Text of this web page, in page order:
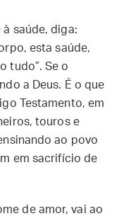
saúde, diga:
esta saúde,
tudo”. Se o
a Deus. É o que
Testamento, em
touros e
ao povo
em sacrifício de
de amor, vai ao